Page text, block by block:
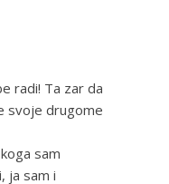
radi! Ta zar da
svoje drugome
sam
ja sam i